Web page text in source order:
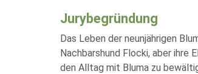
Jurybegründung
Das Leben der neunjährigen
Nachbarshund Flocki, aber
den Alltag mit Bluma zu